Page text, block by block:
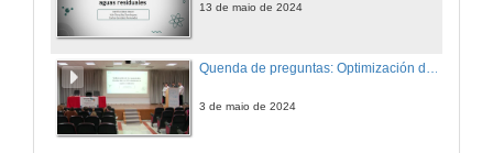
13 de maio de 2024
3 de maio de 2024